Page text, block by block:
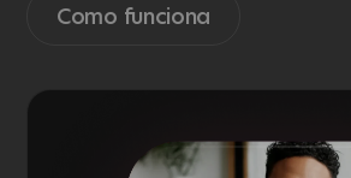
Como funciona